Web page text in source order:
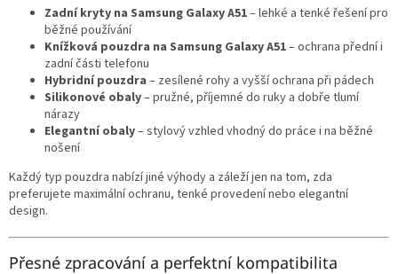
Zadní kryty na Samsung Galaxy A51– lehké a tenké řešení pro
běžné používání
Knížková pouzdra na Samsung Galaxy A51– ochrana přední i
zadní části telefonu
Hybridní pouzdra – zesílené rohy a vyšší ochrana při pádech
Silikonové obaly– pružné, příjemné do ruky a dobře tlumí
nárazy
Elegantní obaly– stylový vzhled vhodný do práce i na běžné
nošení
Každý typ pouzdra nabízí jiné výhody a záleží jen na tom, zda
preferujete maximální ochranu, tenké provedení nebo elegantní
design.
Přesné zpracování a perfektní kompatibilita